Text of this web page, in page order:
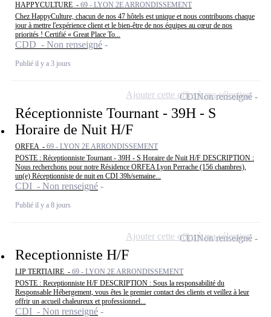
HAPPYCULTURE - 69 - LYON 2E ARRONDISSEMENT
Chez HappyCulture, chacun de nos 47 hôtels est unique et nous contribuons chaque
jour à mettre l'expérience client et le bien-être de nos équipes au cœur de nos
priorités ! Certifié « Great Place To...
CDD - Non renseigné
Publié il y a 3 jours
Réceptionniste Tournant - 39H - S
Horaire de Nuit H/F
ORFEA - 69 - LYON 2E ARRONDISSEMENT
POSTE : Réceptionniste Tournant - 39H - S Horaire de Nuit H/F DESCRIPTION :
Nous recherchons pour notre Résidence ORFEA Lyon Perrache (156 chambres),
un(e) Réceptionniste de nuit en CDI 39h/semaine...
CDI - Non renseigné
Publié il y a 8 jours
CDINon renseigné
Ajouter cette offre à ma sélection
Receptionniste H/F
LIP TERTIAIRE - 69 - LYON 2E ARRONDISSEMENT
POSTE : Receptionniste H/F DESCRIPTION : Sous la responsabilité du
Responsable Hébergement, vous êtes le premier contact des clients et veillez à leur
offrir un accueil chaleureux et professionnel...
CDI - Non renseigné
CDINon renseigné
Ajouter cette offre à ma sélection